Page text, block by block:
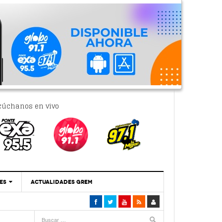
en vivo
‘Se Vale Soñar Con Una Contraloría Ciudadana’
ACTUALIDADES GREM